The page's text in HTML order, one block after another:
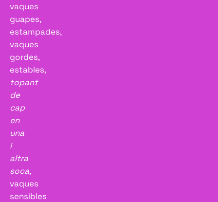
vaques
guapes,
estampades,
vaques
gordes,
estables,
topant
de
cap
en
una
i
altra
soca,
vaques
sensibles